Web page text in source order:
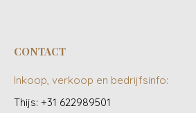
CONTACT
Inkoop, verkoop en bedrijfsinfo:
Thijs: +31 622989501